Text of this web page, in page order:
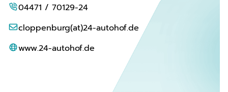
04471 / 70129-24
cloppenburg(at)24-autohof.de
www.24-autohof.de